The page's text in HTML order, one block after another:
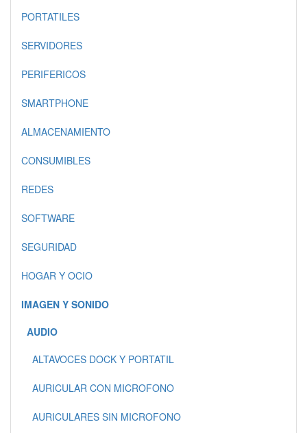
PORTATILES
SERVIDORES
PERIFERICOS
SMARTPHONE
ALMACENAMIENTO
CONSUMIBLES
REDES
SOFTWARE
SEGURIDAD
HOGAR Y OCIO
IMAGEN Y SONIDO
AUDIO
ALTAVOCES DOCK Y PORTATIL
AURICULAR CON MICROFONO
AURICULARES SIN MICROFONO